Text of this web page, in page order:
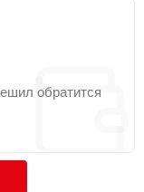
обратится